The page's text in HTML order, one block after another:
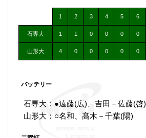
1 2 3 4 5 6
石専大 1 1 0 0 0 0
山形大 4 0 0 0 0 0
バッテリー
石専大：●遠藤(広)、吉田－佐藤(啓)
山形大：○名和、髙木－千葉(陽)